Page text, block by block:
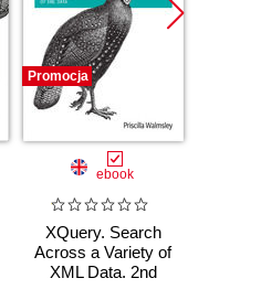
Promocja
ebook
XQuery. Search
Across a Variety of
XML Data. 2nd